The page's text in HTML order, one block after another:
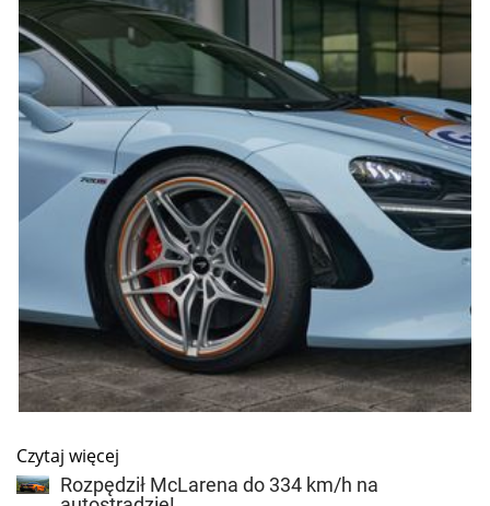
Czytaj więcej
Rozpędził McLarena do 334 km/h na